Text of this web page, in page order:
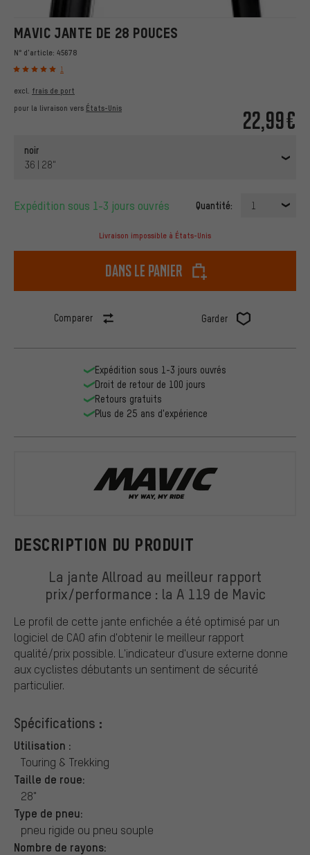
MAVIC JANTE DE 28 POUCES
N° d'article: 45678
1
22,99€
excl. frais de port
pour la livraison vers États-Unis
noir
36 | 28"
Expédition sous 1-3 jours ouvrés Quantité: 1
Livraison impossible à États-Unis
dans le panier
Comparer Garder
DESCRIPTION DU PRODUIT
La jante Allroad au meilleur rapport
prix/performance : la A 119 de Mavic
Le profil de cette jante enfichée a été optimisé par un
logiciel de CAO afin d'obtenir le meilleur rapport
qualité/prix possible. L'indicateur d'usure externe donne
aux cyclistes débutants un sentiment de sécurité
particulier.
Spécifications :
Utilisation :
Touring & Trekking
Taille de roue:
28"
Type de pneu:
pneu rigide ou pneu souple
Nombre de rayons:
Expédition sous 1-3 jours ouvrés
Droit de retour de 100 jours
Retours gratuits
Plus de 25 ans d'expérience